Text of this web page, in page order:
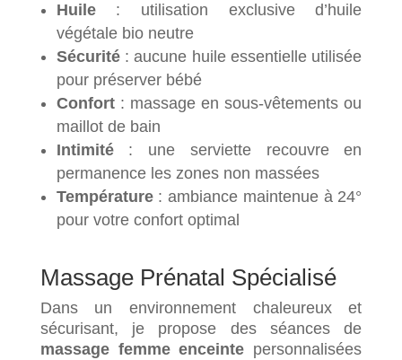
Huile: utilisation exclusive d’huile
végétale bio neutre
Sécurité: aucune huile essentielle utilisée
pour préserver bébé
Confort: massage en sous-vêtements ou
maillot de bain
Intimité: une serviette recouvre en
permanence les zones non massées
Température: ambiance maintenue à 24°
pour votre confort optimal
Massage Prénatal Spécialisé
Dans un environnement chaleureux et
sécurisant, je propose des séances de
massage femme enceinte personnalisées